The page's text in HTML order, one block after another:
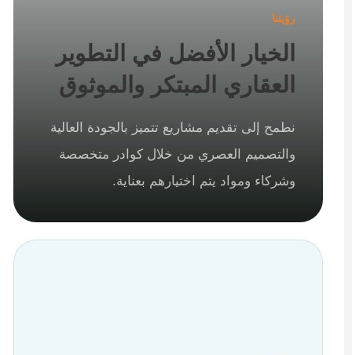
رؤيتنا
الخيار الأفضل في التطوير
العقاري المبتكر والموثوق
نطمح إلى تقديم مشاريع تتميز بالجودة العالية
والتصميم العصري من خلال كوادر متخصصة
وشركاء ومواد يتم اختيارهم بعناية.